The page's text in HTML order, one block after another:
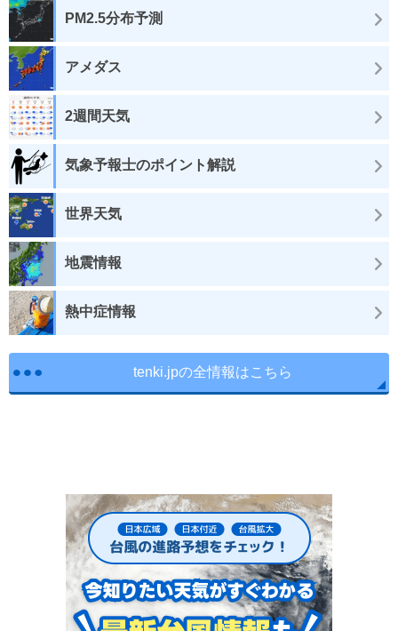
PM2.5分布予測
アメダス
2週間天気
気象予報士のポイント解説
世界天気
地震情報
熱中症情報
tenki.jpの全情報はこちら